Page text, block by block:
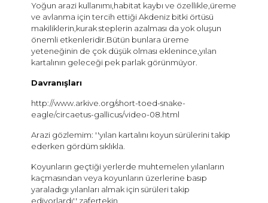
Yoğun arazi kullanımı,habitat kaybı ve özellikle,üreme
ve avlanma için tercih ettiği Akdeniz bitki örtüsü
makiliklerin,kurak steplerin azalması da yok oluşun
önemli etkenleridir.Bütün bunlara üreme
yeteneğinin de çok düşük olması eklenince,yılan
kartalının geleceği pek parlak görünmüyor.
Davranışları
http://www.arkive.org/short-toed-snake-
eagle/circaetus-gallicus/video-08.html
Arazi gözlemim: ''yılan kartalını koyun sürülerini takip
ederken gördüm sıklıkla.
Koyunların geçtiği yerlerde muhtemelen yılanların
kaçmasından veya koyunların üzerlerine basıp
yaraladıgı yılanları almak için sürüleri takip
ediyorlardı'' zafertekin